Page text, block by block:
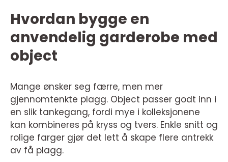
Hvordan bygge en
anvendelig garderobe med
object
Mange ønsker seg færre, men mer
gjennomtenkte plagg. Object passer godt inn i
en slik tankegang, fordi mye i kolleksjonene
kan kombineres på kryss og tvers. Enkle snitt og
rolige farger gjør det lett å skape flere antrekk
av få plagg.